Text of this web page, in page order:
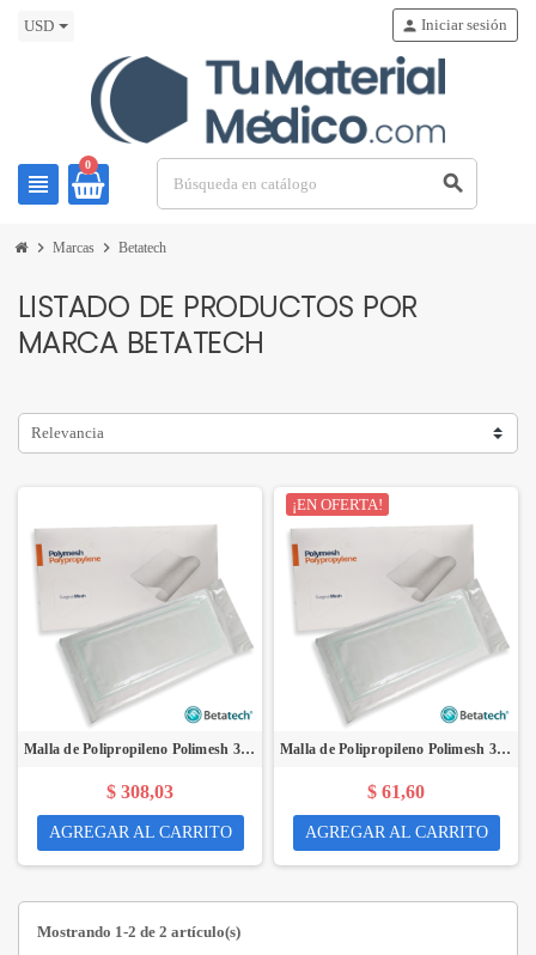
USD
view_headline
person Iniciar sesión
0
search
chevron_right Marcas chevron_right Betatech
LISTADO DE PRODUCTOS POR
MARCA BETATECH
Relevancia
Malla de Polipropileno Polimesh 30 cm x 30 cm (E) - Paquete de 5 Unidades - BETATECH
$ 308,03
AGREGAR AL CARRITO
¡EN OFERTA!
Malla de Polipropileno Polimesh 30 cm x 30 cm (E) - Unidad - BETATECH
$ 61,60
AGREGAR AL CARRITO
Mostrando 1-2 de 2 artículo(s)